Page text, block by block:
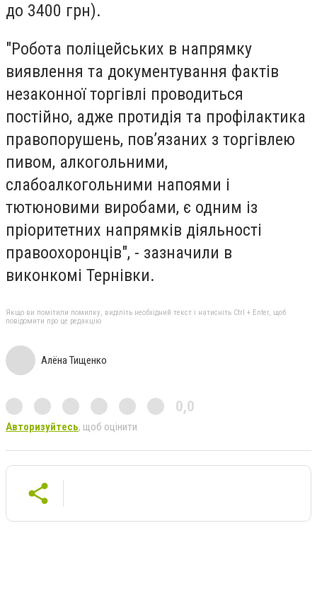
до 3400 грн).
"Робота поліцейських в напрямку
виявлення та документування фактів
незаконної торгівлі проводиться
постійно, адже протидія та профілактика
правопорушень, пов’язаних з торгівлею
пивом, алкогольними,
слабоалкогольними напоями і
тютюновими виробами, є одним із
пріоритетних напрямків діяльності
правоохоронців", - зазначили в
виконкомі Тернівки.
Якщо ви помітили помилку, виділіть необхідний текст і натисніть Ctrl + Enter, щоб
повідомити про це редакцію
Алёна Тищенко
0,0
Авторизуйтесь, щоб оцінити